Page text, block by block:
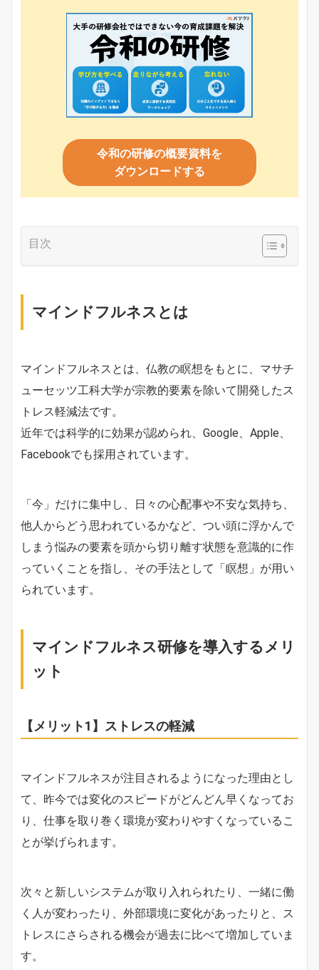
令和の研修の概要資料を
ダウンロードする
目次
マインドフルネスとは
マインドフルネスとは、仏教の瞑想をもとに、マサチ
ューセッツ工科大学が宗教的要素を除いて開発したス
トレス軽減法です。
近年では科学的に効果が認められ、Google、Apple、
Facebookでも採用されています。
「今」だけに集中し、日々の心配事や不安な気持ち、
他人からどう思われているかなど、つい頭に浮かんで
しまう悩みの要素を頭から切り離す状態を意識的に作
っていくことを指し、その手法として「瞑想」が用い
られています。
マインドフルネス研修を導入するメリ
ット
【メリット1】ストレスの軽減
マインドフルネスが注目されるようになった理由とし
て、昨今では変化のスピードがどんどん早くなってお
り、仕事を取り巻く環境が変わりやすくなっているこ
とが挙げられます。
次々と新しいシステムが取り入れられたり、一緒に働
く人が変わったり、外部環境に変化があったりと、ス
トレスにさらされる機会が過去に比べて増加していま
す。